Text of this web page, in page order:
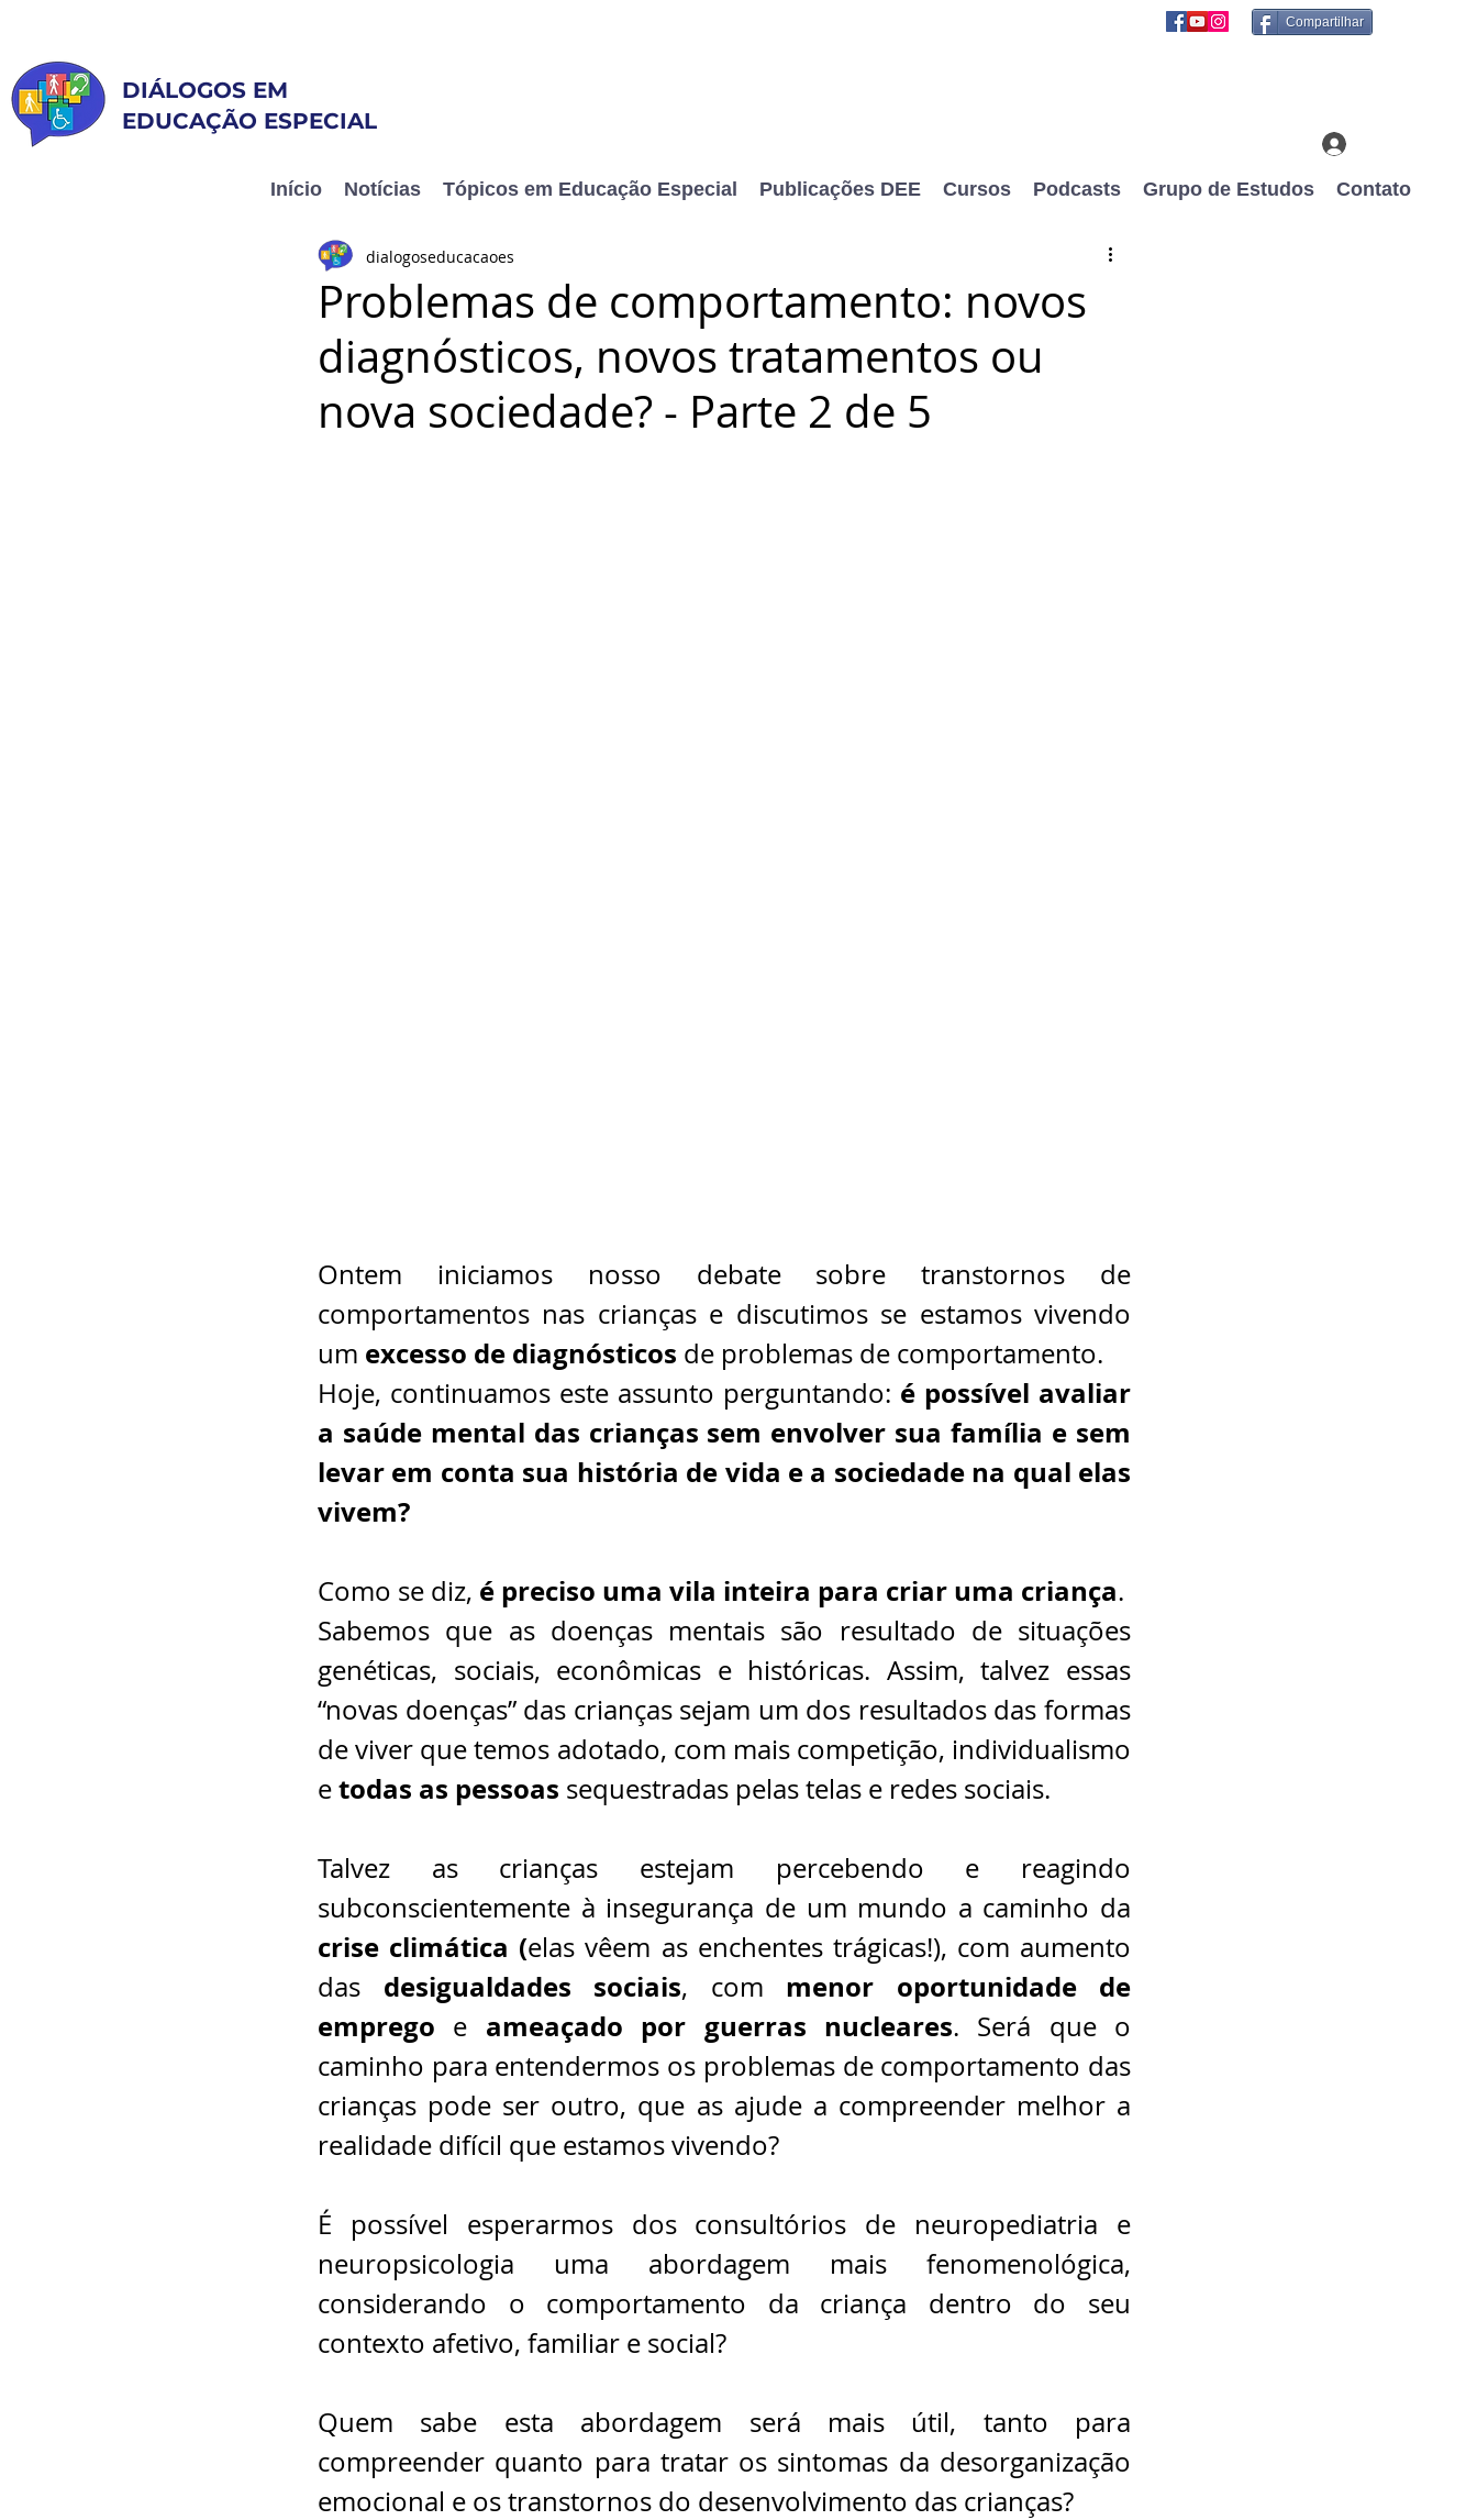
Compartilhar
DIÁLOGOS EM
EDUCAÇÃO ESPECIAL
Início Notícias Tópicos em Educação Especial Publicações DEE Cursos Podcasts Grupo de Estudos Contato
Problemas de comportamento: novos
diagnósticos, novos tratamentos ou
nova sociedade? - Parte 2 de 5
dialogoseducacaoes
Ontem iniciamos nosso debate sobre transtornos de
comportamentos nas crianças e discutimos se estamos vivendo
um excesso de diagnósticos de problemas de comportamento.
Hoje, continuamos este assunto perguntando: é possível avaliar
a saúde mental das crianças sem envolver sua família e sem
levar em conta sua história de vida e a sociedade na qual elas
vivem?
Como se diz, é preciso uma vila inteira para criar uma criança.
Sabemos que as doenças mentais são resultado de situações
genéticas, sociais, econômicas e históricas. Assim, talvez essas
“novas doenças” das crianças sejam um dos resultados das formas
de viver que temos adotado, com mais competição, individualismo
e todas as pessoas sequestradas pelas telas e redes sociais.
Talvez as crianças estejam percebendo e reagindo
crise climática (elas vêem as enchentes trágicas!), com aumento
das desigualdades sociais, com menor oportunidade de
emprego e ameaçado por guerras nucleares. Será que o
caminho para entendermos os problemas de comportamento das
crianças pode ser outro, que as ajude a compreender melhor a
realidade difícil que estamos vivendo?
É possível esperarmos dos consultórios de neuropediatria e
neuropsicologia uma abordagem mais fenomenológica,
considerando o comportamento da criança dentro do seu
contexto afetivo, familiar e social?
Quem sabe esta abordagem será mais útil, tanto para
compreender quanto para tratar os sintomas da desorganização
emocional e os transtornos do desenvolvimento das crianças?